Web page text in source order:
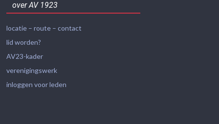
over AV 1923
locatie – route – contact
lid worden?
AV23-kader
verenigingswerk
inloggen voor leden